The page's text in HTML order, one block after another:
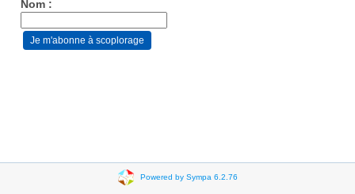
Nom :
Powered by Sympa 6.2.76